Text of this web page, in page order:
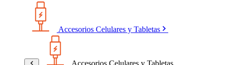
Accesorios Celulares y Tabletas
Accesorios Celulares y Tabletas